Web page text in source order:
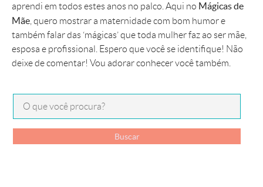
aprendi em todos estes anos no palco. Aqui no Mágicas de
Mãe , quero mostrar a maternidade com bom humor e
também falar das ‘mágicas’ que toda mulher faz ao ser mãe,
esposa e profissional. Espero que você se identifique! Não
deixe de comentar! Vou adorar conhecer você também.